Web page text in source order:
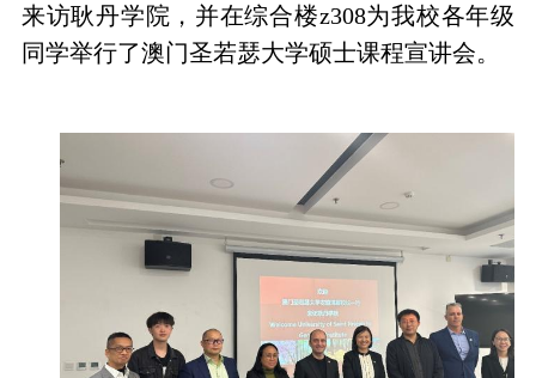
来访耿丹学院，并在综合楼z308为我校各年级
同学举行了澳门圣若瑟大学硕士课程宣讲会。